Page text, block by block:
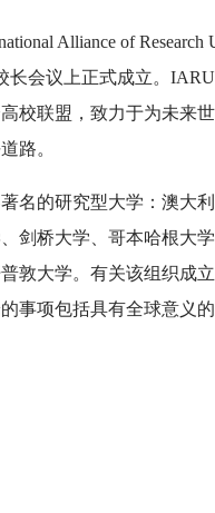
Alliance of Research
长会议上正式成立。
校联盟，致力于为未来
路。
名的研究型大学：澳大
剑桥大学、哥本哈根大
敦大学。有关该组织成
事项包括具有全球意义